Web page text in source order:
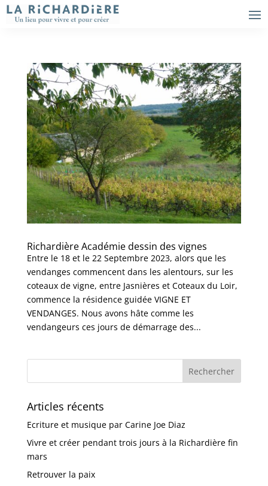
Richardière Académie dessin des vignes
Entre le 18 et le 22 Septembre 2023, alors que les
vendanges commencent dans les alentours, sur les
coteaux de vigne, entre Jasnières et Coteaux du Loir,
commence la résidence guidée VIGNE ET
VENDANGES. Nous avons hâte comme les
vendangeurs ces jours de démarrage des...
Articles récents
Ecriture et musique par Carine Joe Diaz
Vivre et créer pendant trois jours à la Richardière fin
mars
Retrouver la paix